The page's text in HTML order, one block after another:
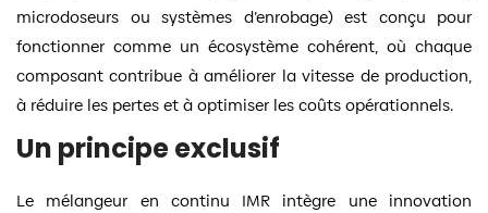
microdoseurs ou systèmes d’enrobage) est conçu pour
fonctionner comme un écosystème cohérent, où chaque
composant contribue à améliorer la vitesse de production,
à réduire les pertes et à optimiser les coûts opérationnels.
Un principe exclusif
Le mélangeur en continu IMR intègre une innovation